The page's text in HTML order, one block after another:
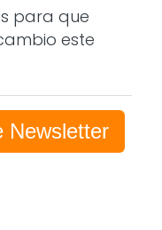
para que
este
Newsletter